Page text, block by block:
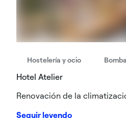
Hostelería y ocio
Hotel Atelier
Renovación de la
Seguir leyendo